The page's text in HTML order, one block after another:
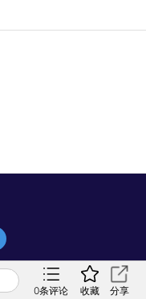
0条评论 收藏 分享